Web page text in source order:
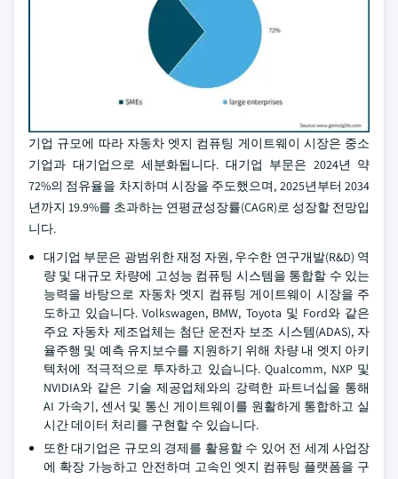
기업 규모에 따라 자동차 엣지 컴퓨팅 게이트웨이 시장은 중소
기업과 대기업으로 세분화됩니다. 대기업 부문은 2024년 약
72%의 점유율을 차지하며 시장을 주도했으며, 2025년부터 2034
년까지 19.9%를 초과하는 연평균성장률(CAGR)로 성장할 전망입
니다.
대기업 부문은 광범위한 재정 자원, 우수한 연구개발(R&D) 역
량 및 대규모 차량에 고성능 컴퓨팅 시스템을 통합할 수 있는
능력을 바탕으로 자동차 엣지 컴퓨팅 게이트웨이 시장을 주
도하고 있습니다. Volkswagen, BMW, Toyota 및 Ford와 같은
주요 자동차 제조업체는 첨단 운전자 보조 시스템(ADAS), 자
율주행 및 예측 유지보수를 지원하기 위해 차량 내 엣지 아키
텍처에 적극적으로 투자하고 있습니다. Qualcomm, NXP 및
NVIDIA와 같은 기술 제공업체와의 강력한 파트너십을 통해
AI 가속기, 센서 및 통신 게이트웨이를 원활하게 통합하고 실
시간 데이터 처리를 구현할 수 있습니다.
또한 대기업은 규모의 경제를 활용할 수 있어 전 세계 사업장
에 확장 가능하고 안전하며 고속인 엣지 컴퓨팅 플랫폼을 구